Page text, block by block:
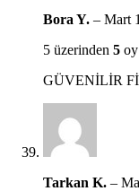
Bora Y. – Mart
5 üzerinden 5 oy
GÜVENİLİR
Tarkan K. –